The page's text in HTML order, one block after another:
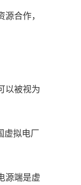
合作，
以被视为
虚拟电厂
源端是虚